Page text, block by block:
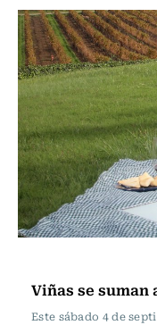
Viñas se
Este sábado 4 de